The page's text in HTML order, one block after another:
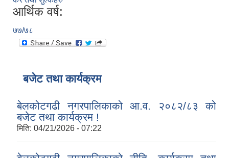
आर्थिक वर्ष:
७७/७८
बजेट तथा कार्यक्रम
बेलकोटगढी नगरपालिकाको आ.व. २०८२/८३ को
बजेट तथा कार्यक्रम !
मिति: 04/21/2026 - 07:22